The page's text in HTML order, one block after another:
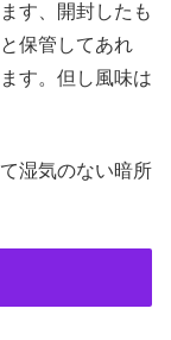
す、開封したも
保管してあれ
す。但し風味は
湿気のない暗所